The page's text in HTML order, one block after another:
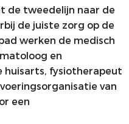
de tweedelijn naar de
de juiste zorg op de
werken de medisch
en
huisarts, fysiotherapeut
van
een